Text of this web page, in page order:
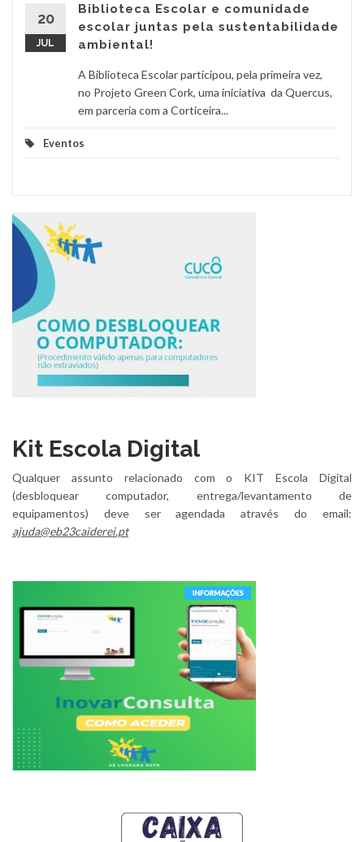
20
JUL
Biblioteca Escolar e comunidade
escolar juntas pela sustentabilidade
ambiental!
A Biblioteca Escolar participou, pela primeira vez,
no Projeto Green Cork, uma iniciativa da Quercus,
em parceria com a Corticeira...
Eventos
Kit Escola Digital
Qualquer assunto relacionado com o KIT Escola Digital
(desbloquear computador, entrega/levantamento de
equipamentos) deve ser agendada através do email:
ajuda@eb23caiderei.pt